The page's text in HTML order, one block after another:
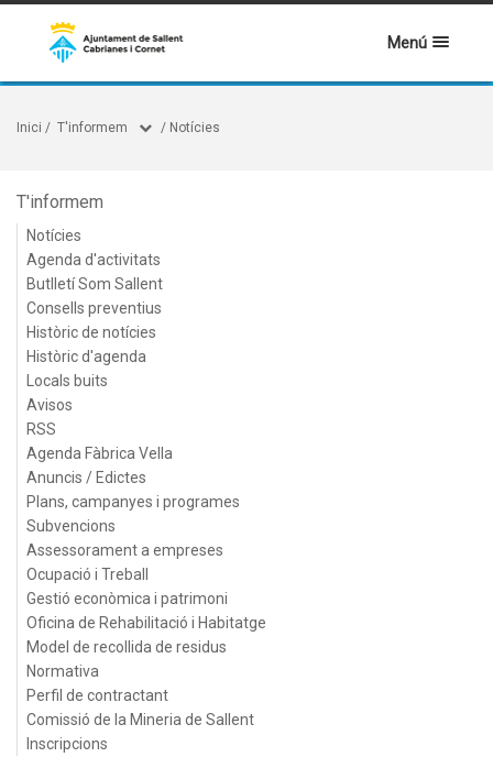
Menú
Inici / T'informem / Notícies
T'informem
Notícies
Agenda d'activitats
Butlletí Som Sallent
Consells preventius
Històric de notícies
Històric d'agenda
Locals buits
Avisos
RSS
Agenda Fàbrica Vella
Anuncis / Edictes
Plans, campanyes i programes
Subvencions
Assessorament a empreses
Ocupació i Treball
Gestió econòmica i patrimoni
Oficina de Rehabilitació i Habitatge
Model de recollida de residus
Normativa
Perfil de contractant
Comissió de la Mineria de Sallent
Inscripcions